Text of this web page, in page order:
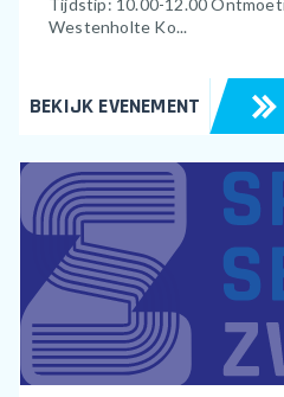
Westenholte Ko...
BEKIJK EVENEMENT